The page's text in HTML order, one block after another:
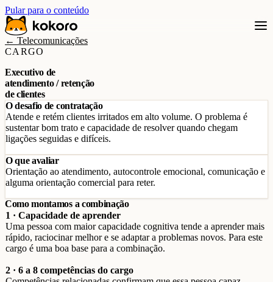
Pular para o conteúdo
← Telecomunicações
CARGO
Executivo de
atendimento / retenção
de clientes
O desafio de contratação
Atende e retém clientes irritados em alto volume. O problema é
sustentar bom trato e capacidade de resolver quando chegam
ligações seguidas e difíceis.
O que avaliar
Orientação ao atendimento, autocontrole emocional, comunicação e
alguma orientação comercial para reter.
Como montamos a combinação
1 · Capacidade de aprender
Uma pessoa com maior capacidade cognitiva tende a aprender mais
rápido, raciocinar melhor e se adaptar a problemas novos. Para este
cargo é uma boa base para a combinação.
2 · 6 a 8 competências do cargo